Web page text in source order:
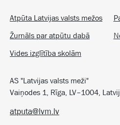
Atpūta Latvijas valsts mežos
Žurnāls par atpūtu dabā
Vides izglītība skolām
AS "Latvijas valsts meži"
Vaiņodes 1, Rīga, LV–1004,
atputa@lvm.lv